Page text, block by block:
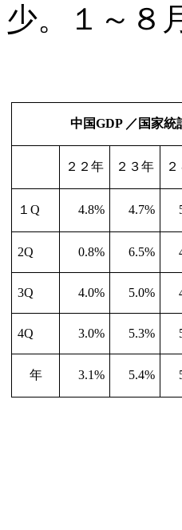
少。１～８
中国GDP ／国家統
２２年 ２３年
１ Q 4.8% 4.7%
2Q 0.8% 6.5%
3Q 4.0% 5.0%
4Q 3.0% 5.3%
年 3.1% 5.4%